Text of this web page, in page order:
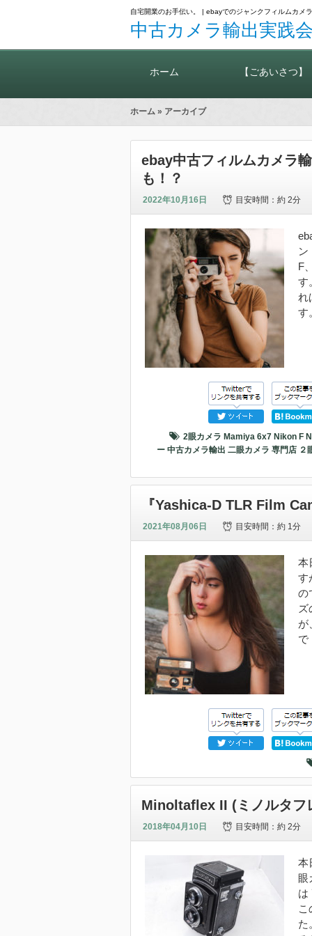
自宅開業のお手伝い。 | ebayでのジャンクフィルムカメ
中古カメラ輸出実践
ホーム 【ごあいさつ】
ホーム » アーカイブ
ebay中古フィルムカメラ
も！？
2022年10月16日 目安時間：約 2分
ン
F
す
れ
2眼カメラ Mamiya 6x7 Nikon F
ー 中古カメラ輸出 二眼カメラ 専門店 ２
『Yashica-D TLR Film
2021年08月06日 目安時間：約 1分
本
す
ズ
Minoltaflex II (ミノルタフ
2018年04月10日 目安時間：約 2分
本
眼
は
こ
た